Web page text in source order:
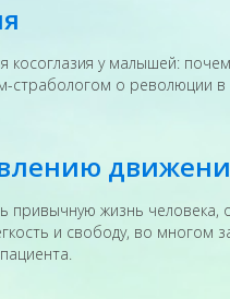
косоглазия у малышей:
о революции в
привычную жизнь
и свободу, во многом